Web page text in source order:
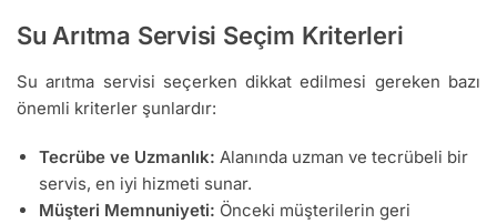
Su Arıtma Servisi Seçim Kriterleri
Su arıtma servisi seçerken dikkat edilmesi gereken bazı
önemli kriterler şunlardır:
Tecrübe ve Uzmanlık: Alanında uzman ve tecrübeli bir
servis, en iyi hizmeti sunar.
Müşteri Memnuniyeti: Önceki müşterilerin geri